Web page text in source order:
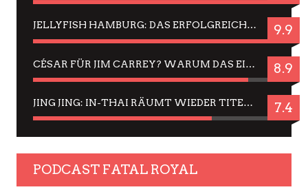
JELLYFISH HAMBURG: DAS ERFOLGREICHE SOMMER-MENÜ 2025 IN GEFÜHLEN UND BILDERN 9.9
CÉSAR FÜR JIM CARREY? WARUM DAS EINER DER NERVIGSTEN ACTORS IST UND BLEIBT 8.9
JING JING: IN-THAI RÄUMT WIEDER TITEL AB – EIN ZWEI-STUNDEN-ERLEBNISBERICHT 7.4
PODCAST FATAL ROYAL